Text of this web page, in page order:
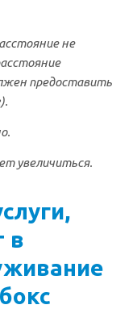
не
предоставить
увеличиться.
в